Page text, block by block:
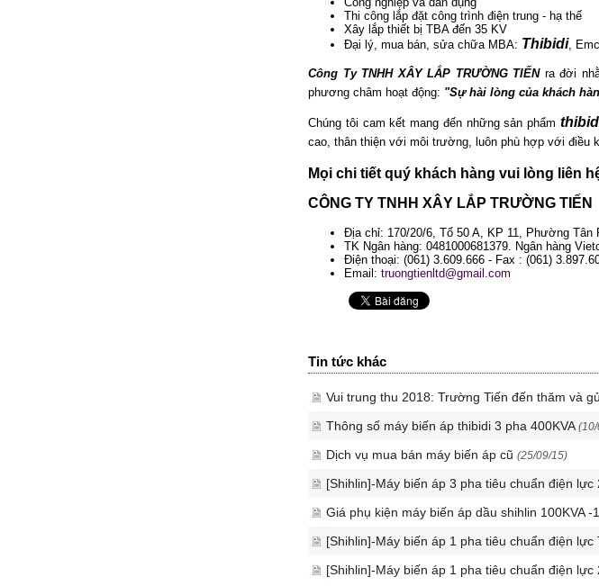
Thi công lắp đặt công trình điện trung - hạ thế
Xây lắp thiết bị TBA đến 35 KV
Đại lý, mua bán, sửa chữa MBA: Thibidi ,
Công Ty TNHH XÂY LẮP TRƯỜNG TIẾNra đời
phương châm hoạt động: "Sự hài lòng của khách
Chúng tôi cam kết mang đến những sản phẩm
cao, thân thiện với môi trường, luôn phù hợp với điều
Mọi chi tiết quý khách hàng vui lòng liên
CÔNG TY TNHH XÂY LẮP TRƯỜNG TIẾN
Địa chỉ: 170/20/6, Tổ 50 A, KP 11, Phường Tân
TK Ngân hàng: 0481000681379. Ngân hàng
Điện thoại: (061) 3.609.666 - Fax : (061)
Email: truongtienltd@gmail.com
Tin tức khác
Vui trung thu 2018: Trường Tiến đến thăm và
Thông số máy biến áp thibidi 3 pha 400KVA
Dịch vụ mua bán máy biến áp cũ (25/09/15)
[Shihlin]-Máy biến áp 3 pha tiêu chuẩn điện lực
Giá phụ kiện máy biến áp dầu shihlin 100KVA -1
[Shihlin]-Máy biến áp 1 pha tiêu chuẩn điện lực
[Shihlin]-Máy biến áp 1 pha tiêu chuẩn điện lực